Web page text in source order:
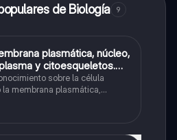
de Biología 9
plasmática, núcleo,
de la celula eucariota
sobre la célula
membrana plasmática,
citoplasma y citoesqueleto.